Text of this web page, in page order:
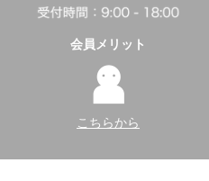
会員メリット
こちらから